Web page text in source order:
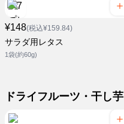
¥148(税込¥159.84)
サラダ用レタス
1袋(約60g)
ドライフルーツ・干し芋